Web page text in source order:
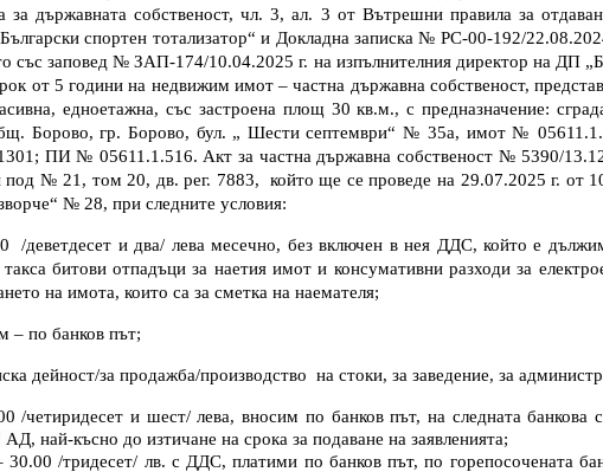
за държавната собственост, чл. 3, ал. 3 от Вътрешни правила за
спортен тотализатор“ и Докладна записка № РС-00-192/22.08.202
със заповед № ЗАП-174/10.04.2025 г. на изпълнителния директор на ДП
от 5 години на недвижим имот – частна държавна собственост,
едноетажна, със застроена площ 30 кв.м., с предназначение:
Борово, гр. Борово, бул. „ Шести септември“ № 35а, имот №
ПИ № 05611.1.516. Акт за частна държавна собственост № 5390/
под № 21, том 20, дв. рег. 7883, който ще се проведе на 29.07.2025 г. от
№ 28, при следните условия:
/деветдесет и два/ левамесечно, без включен в нея ДДС, който е
битови отпадъци за наетия имот и консумативни разходи за
на имота, които са за сметка на наемателя;
– по банков път;
дейност/за продажба/производство на стоки, за заведение, за
/четиридесет и шест/ лева, вносим по банков път, на следната банкова
АД, най-късно до изтичане на срока за подаване на заявленията;
/тридесет/ лв. с ДДС, платими по банков път, по горепосоченатa